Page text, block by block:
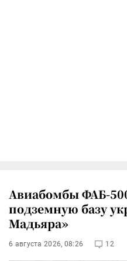
Авиабомбы ФАБ-
подземную базу
Мадьяра»
6 августа 2026, 08:26 12